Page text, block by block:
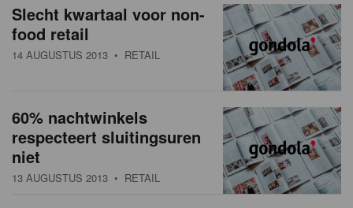
Slecht kwartaal voor non-
food retail
14 AUGUSTUS 2013 • RETAIL
60% nachtwinkels
respecteert sluitingsuren
niet
13 AUGUSTUS 2013 • RETAIL